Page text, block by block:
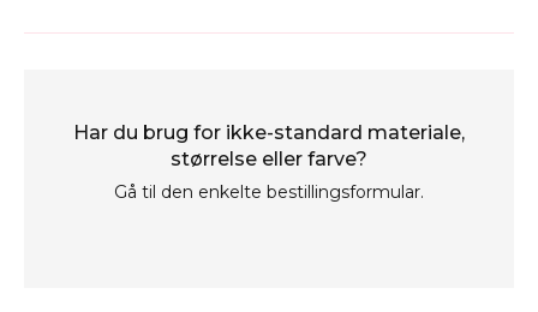
Har du brug for ikke-standard materiale,
størrelse eller farve?
Gå til den enkelte bestillingsformular.